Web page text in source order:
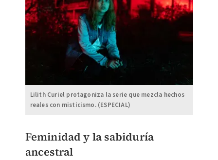
Lilith Curiel protagoniza la serie que mezcla hechos
reales con misticismo. (ESPECIAL)
Feminidad y la sabiduría
ancestral